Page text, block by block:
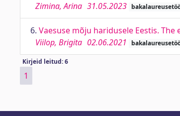
Zimina, Arina 31.05.2023
6. Vaesuse mõju haridusele Eestis.
Viilop, Brigita 02.06.2021
Kirjeid leitud: 6
1